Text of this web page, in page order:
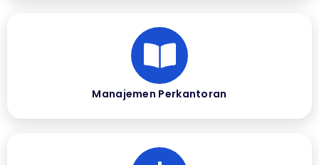
Manajemen Perkantoran